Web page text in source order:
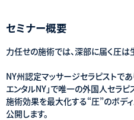
セミナー概要
力任せの施術では、深部に届く圧は
NY州認定マッサージセラピストであ
エンタルNY」で唯一の外国人セラ
施術効果を最大化する“圧”のボデ
公開します。